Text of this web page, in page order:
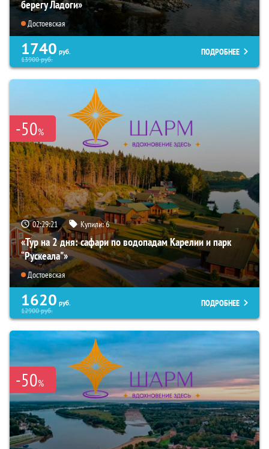
берегу Ладоги»
Достоевская
1740 руб.
13900руб.
ПОДРОБНЕЕ
-50%
02:29:20 Купили:6
«Тур на 2 дня: сафари по водопадам Карелии и парк
“Рускеала"»
Достоевская
1620 руб.
12900руб.
ПОДРОБНЕЕ
-50%